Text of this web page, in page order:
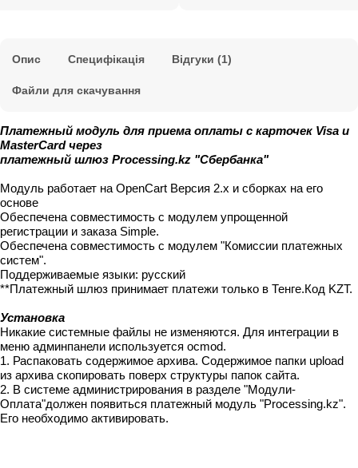
Опис Специфікація Відгуки (1)
Файли для скачування
Платежный модуль для приема оплаты с карточек Visa и
MasterCard через
платежный шлюз Processing.kz "Сбербанка"
Модуль работает на OpenCart Версия 2.x и сборках на его
основе
Обеспечена совместимость с модулем упрощенной
регистрации и заказа Simple.
Обеспечена совместимость с модулем "Комиссии платежных
систем".
Поддерживаемые языки: русский
**Платежный шлюз принимает платежи только в Тенге.Код KZT.
Установка
Никакие системные файлы не изменяются. Для интеграции в
меню админпанели используется ocmod.
1. Распаковать содержимое архива. Содержимое папки upload
из архива скопировать поверх структуры папок сайта.
2. В системе администрирования в разделе "Модули-
Оплата"должен появиться платежный модуль "Processing.kz".
Его необходимо активировать.